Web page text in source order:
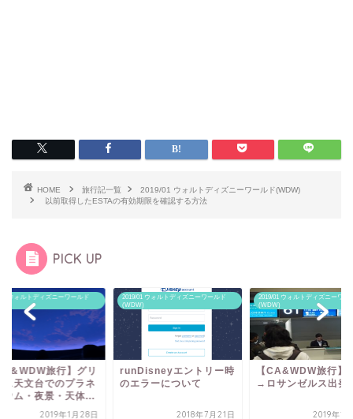
HOME 旅行記一覧
2019/01 ウォルトディズニーワールド(WDW)
以前取得したESTAの有効期限を確認する方法
PICK UP
ウォルトディズニーワールド
＆WDW旅行】グリ
ス天文台でのプラネ
ウム・夜景・天体...
2019年1月28日
2019/01 ウォルトディズニーワールド
(WDW)
runDisneyエントリー時
のエラーについて
2018年7月21日
2019/01 ウォルトディズニーワー
(WDW)
【CA&WDW旅行】
→ロサンゼルス出発
2019年1